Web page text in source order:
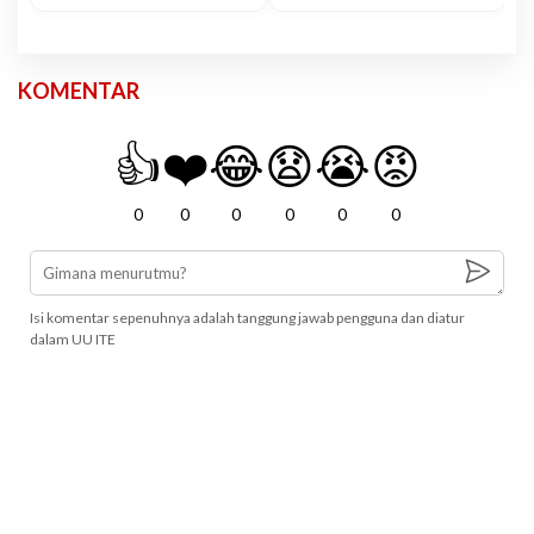
KOMENTAR
👍
0
❤️
0
😂
0
😧
0
😭
0
😡
0
Isi komentar sepenuhnya adalah tanggung jawab pengguna dan diatur
dalam UU ITE